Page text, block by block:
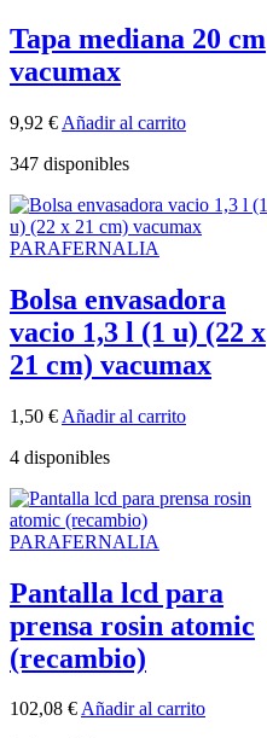
Tapa mediana 20 cm
vacumax
9,92 € Añadir al carrito
347 disponibles
PARAFERNALIA
Bolsa envasadora
vacio 1,3 l (1 u) (22 x
21 cm) vacumax
1,50 € Añadir al carrito
4 disponibles
PARAFERNALIA
Pantalla lcd para
prensa rosin atomic
(recambio)
102,08 €Añadir al carrito